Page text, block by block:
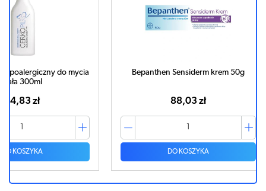
mycia Bepanthen Sensiderm krem 50g